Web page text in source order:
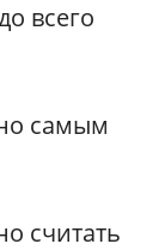
всего
самым
считать